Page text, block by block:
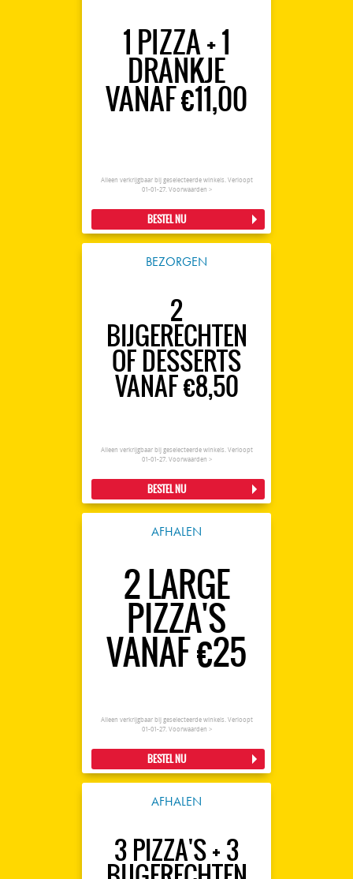
1 PIZZA + 1
DRANKJE
VANAF €11,00
Alleen verkrijgbaar bij geselecteerde winkels. Verloopt
01-01-27. Voorwaarden >
BESTEL NU
BEZORGEN
2
BIJGERECHTEN
OF DESSERTS
VANAF €8,50
Alleen verkrijgbaar bij geselecteerde winkels. Verloopt
01-01-27. Voorwaarden >
BESTEL NU
AFHALEN
2 LARGE
PIZZA'S
VANAF €25
Alleen verkrijgbaar bij geselecteerde winkels. Verloopt
01-01-27. Voorwaarden >
BESTEL NU
AFHALEN
3 PIZZA'S + 3